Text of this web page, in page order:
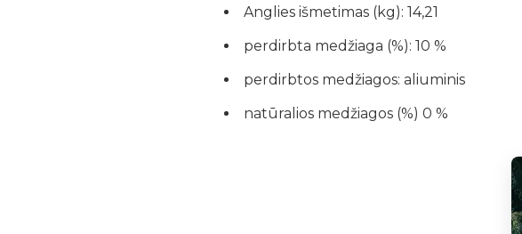
Anglies išmetimas (kg): 14,21
perdirbta medžiaga (%): 10 %
perdirbtos medžiagos: aliuminis
natūralios medžiagos (%) 0 %